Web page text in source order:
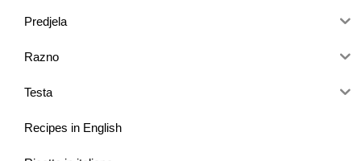
Predjela
Razno
Testa
Recipes in English